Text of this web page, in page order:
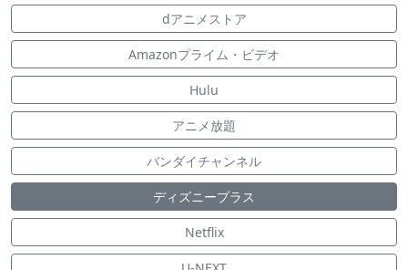
dアニメストア
Amazonプライム・ビデオ
Hulu
アニメ放題
バンダイチャンネル
ディズニープラス
Netflix